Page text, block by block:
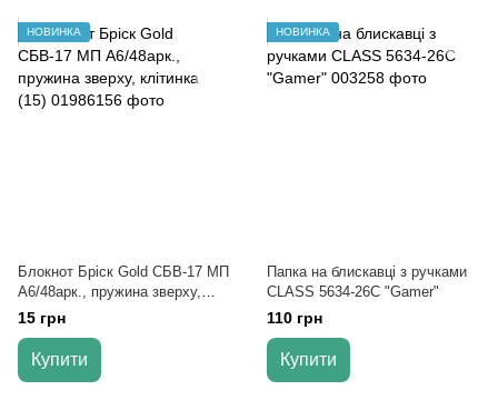
НОВИНКА
Блокнот Бріск Gold СБВ-17 МП
А6/48арк., пружина зверху,
клітинка (15)
15 грн
Купити
НОВИНКА
Папка на блискавці з ручками
CLASS 5634-26C "Gamer"
110 грн
Купити